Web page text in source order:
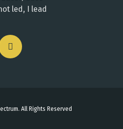
led, I lead
All Rights Reserved